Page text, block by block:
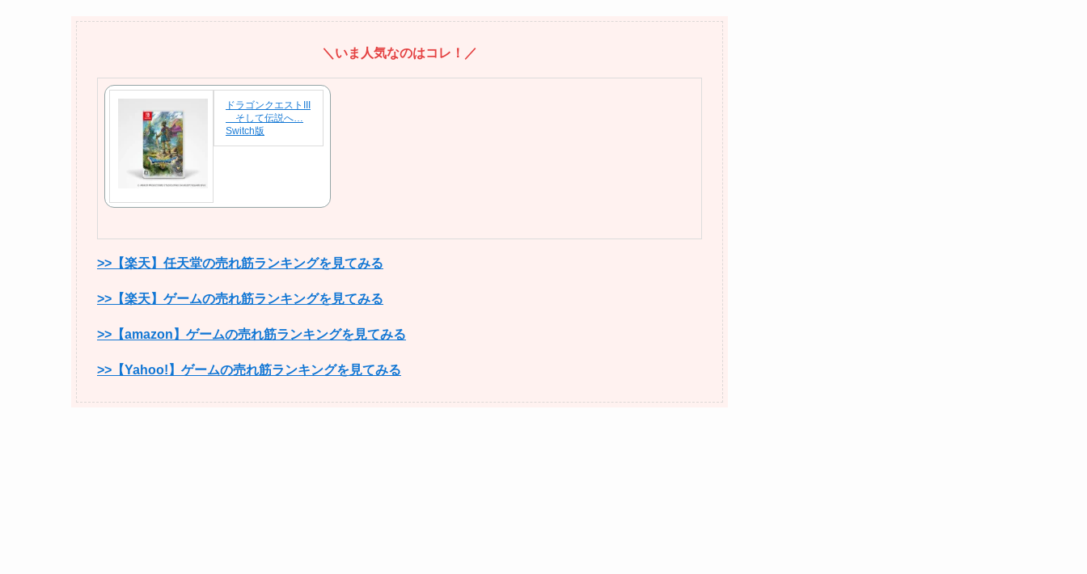
＼いま人気なのはコレ！／
ドラゴンクエストIII
そして伝説へ…
Switch版
>>【楽天】任天堂の売れ筋ランキングを見てみる
>>【楽天】ゲームの売れ筋ランキングを見てみる
>>【amazon】ゲームの売れ筋ランキングを見てみる
>>【Yahoo!】ゲームの売れ筋ランキングを見てみる